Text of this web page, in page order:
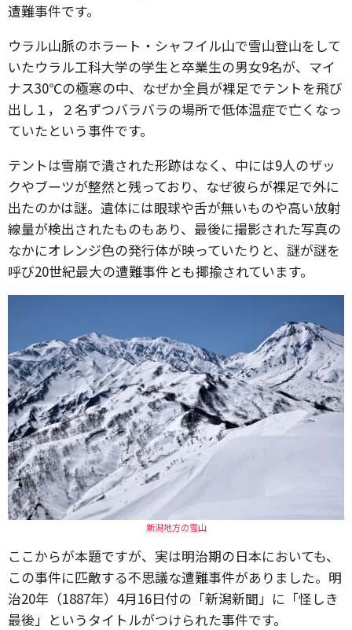
遭難事件です。
ウラル山脈のホラート・シャフイル山で雪山登山をして
いたウラル工科大学の学生と卒業生の男女9名が、マイ
ナス30℃の極寒の中、なぜか全員が裸足でテントを飛び
出し１，２名ずつバラバラの場所で低体温症で亡くなっ
ていたという事件です。
テントは雪崩で潰された形跡はなく、中には9人のザッ
クやブーツが整然と残っており、なぜ彼らが裸足で外に
出たのかは謎。遺体には眼球や舌が無いものや高い放射
線量が検出されたものもあり、最後に撮影された写真の
なかにオレンジ色の発行体が映っていたりと、謎が謎を
呼び20世紀最大の遭難事件とも揶揄されています。
新潟地方の雪山
ここからが本題ですが、実は明治期の日本においても、
この事件に匹敵する不思議な遭難事件がありました。明
治20年（1887年）4月16日付の「新潟新聞」に「怪しき
最後」というタイトルがつけられた事件です。